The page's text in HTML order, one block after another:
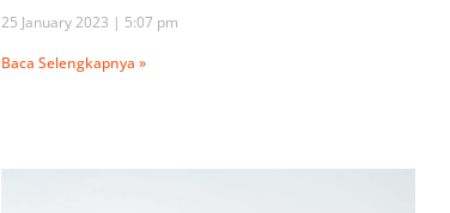
25 January 2023
5:07 pm
Baca Selengkapnya »